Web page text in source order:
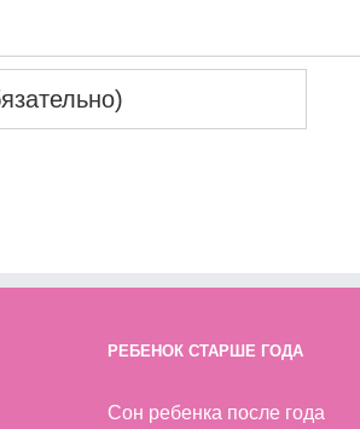
РЕБЕНОК СТАРШЕ ГОДА
Сон ребенка после года